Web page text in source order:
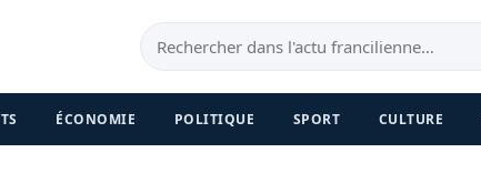
ÉCONOMIE POLITIQUE SPORT CULTURE